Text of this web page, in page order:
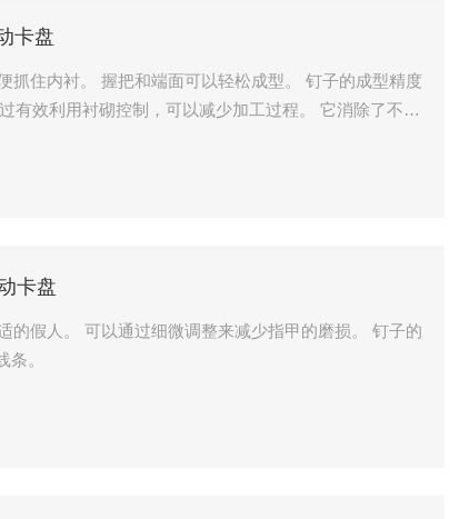
卡盘
抓住内衬。 握把和端面可以轻松成型。 钉子的成型精度
有效利用衬砌控制，可以减少加工过程。 它消除了不稳
卡盘
的假人。 可以通过细微调整来减少指甲的磨损。 钉子的
。